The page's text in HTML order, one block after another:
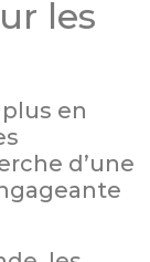
les
en
d’une